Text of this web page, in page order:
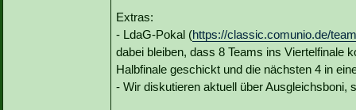
Extras:
- LdaG-Pokal (https://classic.comunio.de/
dabei bleiben, dass 8 Teams ins Viertelfinale
Halbfinale geschickt und die nächsten 4 in
- Wir diskutieren aktuell über Ausgleichsboni,